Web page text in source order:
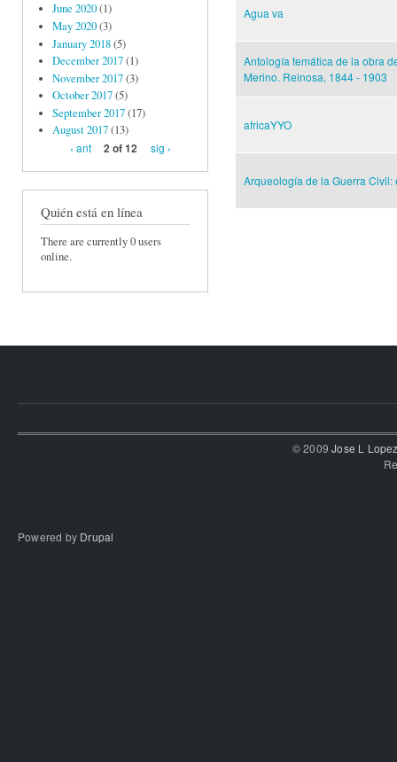
June 2020(1)
May 2020(3)
January 2018(5)
December 2017(1)
November 2017(3)
October 2017(5)
September 2017(17)
August 2017(13)
‹ ant
2 of 12 sig ›
Quién está en línea
There are currently 0 users
online.
Agua va
Antología temática de la obra
Merino. Reinosa, 1844 - 1903
africaYYO
Arqueología de la Guerra Civil:
© 2009Jose L
Powered by Drupal